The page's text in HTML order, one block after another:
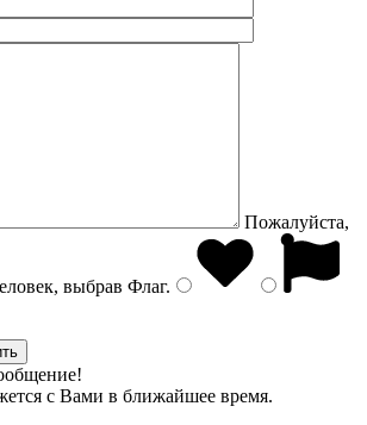
Пожалуйста,
выбрав Флаг.
с Вами в ближайшее время.